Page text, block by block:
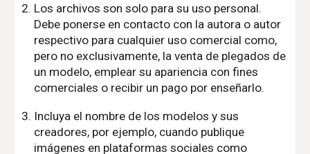
Los archivos son solo para su uso personal.
Debe ponerse en contacto con la autora o autor
respectivo para cualquier uso comercial como,
pero no exclusivamente, la venta de plegados de
un modelo, emplear su apariencia con fines
comerciales o recibir un pago por enseñarlo.
Incluya el nombre de los modelos y sus
creadores, por ejemplo, cuando publique
imágenes en plataformas sociales como